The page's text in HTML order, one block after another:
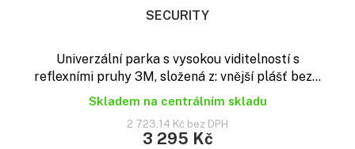
SECURITY
Univerzální parka s vysokou viditelností s
reflexními pruhy 3M, složená z: vnější plášť bez...
Skladem na centrálním skladu
2 723,14 Kč bez DPH
3 295 Kč